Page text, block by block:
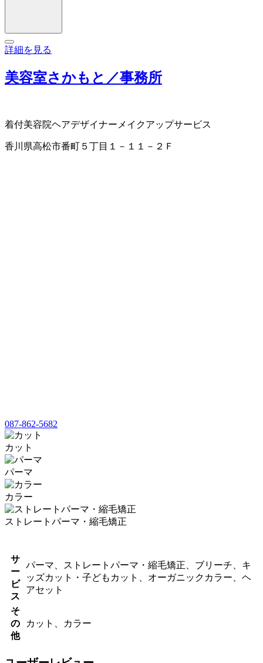
詳細を見る
美容室さかもと／事務所
着付美容院ヘアデザイナー メイクアップサービス
香川県高松市番町５丁目１－１１－２Ｆ
087-862-5682
カット
パーマ
カラー
ストレートパーマ・縮毛矯正
サ
ー
ビ
ス
パーマ、ストレートパーマ・縮毛矯正、ブリーチ、キ
ッズカット・子どもカット、オーガニックカラー、ヘ
アセット
そ
の
他
カット、カラー